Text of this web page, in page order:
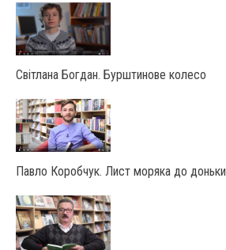
Світлана Богдан. Бурштинове колесо
Павло Коробчук. Лист моряка до доньки